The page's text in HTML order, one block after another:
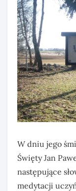
W dniu jego
Święty Jan
następujące
medytacji